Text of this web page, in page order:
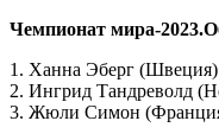
Чемпионат мира-
1. Ханна Эберг
2. Ингрид Тандреволд
3. Жюли Симон